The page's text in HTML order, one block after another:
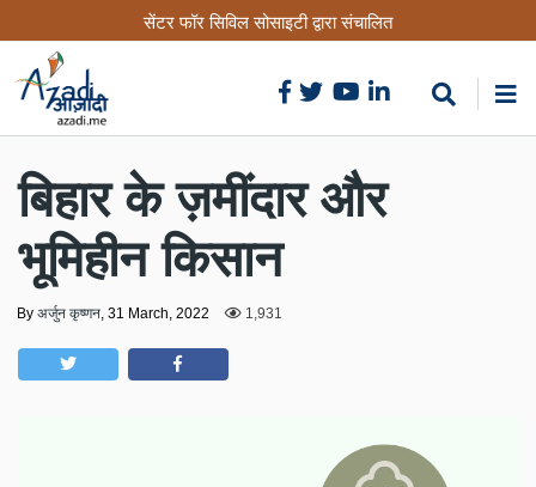
to
content
सेंटर फॉर सिविल सोसाइटी द्वारा संचालित
बिहार के ज़मींदार और
भूमिहीन किसान
By अर्जुन कृष्णन, 31 March, 2022 1,931